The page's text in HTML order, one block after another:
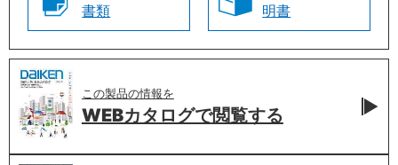
書類
明書
この製品の情報を
WEBカタログで閲覧する